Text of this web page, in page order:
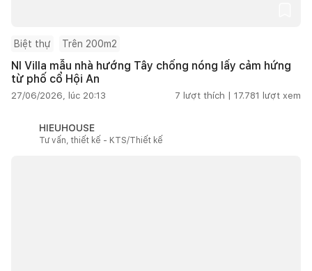
Biệt thự Trên 200m2
NI Villa mẫu nhà hướng Tây chống nóng lấy cảm hứng
từ phố cổ Hội An
27/06/2026, lúc 20:13 7 lượt thích | 17.781 lượt xem
HIEUHOUSE
Tư vấn, thiết kế - KTS/Thiết kế